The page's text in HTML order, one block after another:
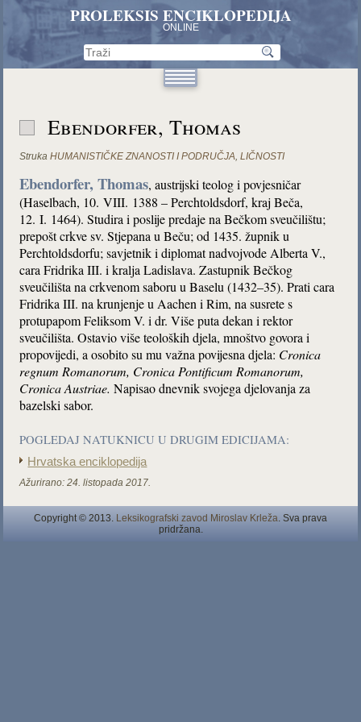
PROLEKSIS ENCIKLOPEDIJA
ONLINE
Ebendorfer, Thomas
Struka HUMANISTIČKE ZNANOSTI I PODRUČJA,LIČNOSTI
Ebendorfer, Thomas, austrijski teolog i povjesničar
(Haselbach, 10. VIII. 1388 – Perchtoldsdorf, kraj Beča,
12. I. 1464). Studira i poslije predaje na Bečkom sveučilištu;
prepošt crkve sv. Stjepana u Beču; od 1435. župnik u
Perchtoldsdorfu; savjetnik i diplomat nadvojvode Alberta V.,
cara Fridrika III. i kralja Ladislava. Zastupnik Bečkog
sveučilišta na crkvenom saboru u Baselu (1432–35). Prati cara
Fridrika III. na krunjenje u Aachen i Rim, na susrete s
protupapom Feliksom V. i dr. Više puta dekan i rektor
sveučilišta. Ostavio više teoloških djela, mnoštvo govora i
propovijedi, a osobito su mu važna povijesna djela: Cronica
regnum Romanorum, Cronica Pontificum Romanorum,
Cronica Austriae. Napisao dnevnik svojega djelovanja za
bazelski sabor.
POGLEDAJ NATUKNICU U DRUGIM EDICIJAMA:
Hrvatska enciklopedija
Ažurirano: 24. listopada 2017.
Copyright © 2013. Leksikografski zavod Miroslav Krleža. Sva prava
pridržana.